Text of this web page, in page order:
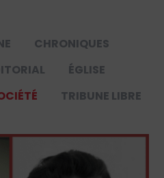
CHRONIQUES
ÉGLISE
TRIBUNE LIBRE